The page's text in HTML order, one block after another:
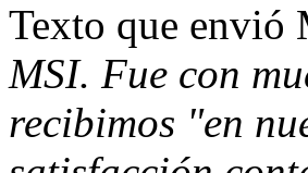
Texto que envió
MSI. Fue con
recibimos "en